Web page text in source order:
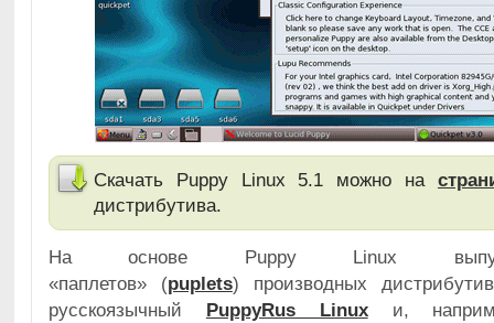
Скачать Puppy Linux 5.1 можно на
дистрибутива.
На основе Puppy Linux
«паплетов» (puplets) производных
русскоязычный PuppyRus Linuxи,